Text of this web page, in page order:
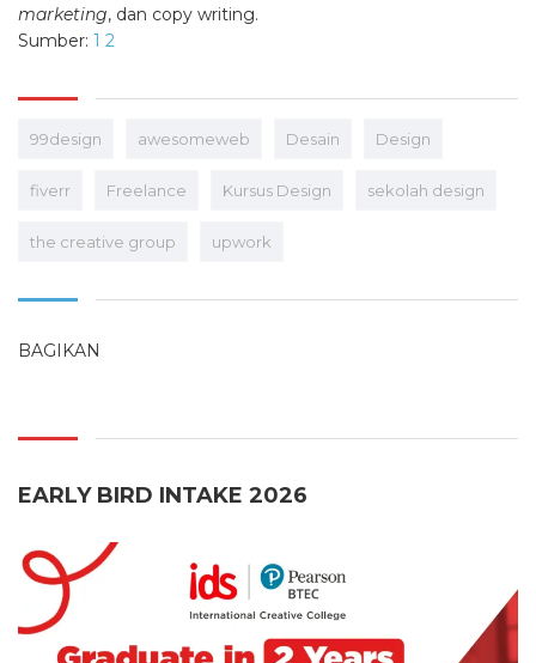
marketing, dan copy writing.
Sumber: 1 2
99design awesomeweb Desain Design
fiverr Freelance Kursus Design sekolah design
the creative group upwork
BAGIKAN
EARLY BIRD INTAKE 2026